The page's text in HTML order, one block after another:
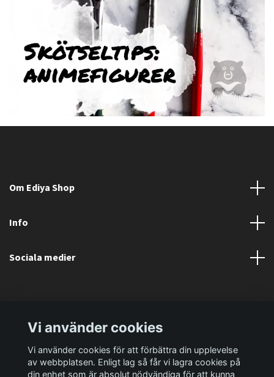
Om Ediya Shop
Info
Sociala medier
Vi använder cookies
Vi använder cookies för att förbättra din upplevelse
av webbplatsen. Enligt lag så får vi lagra cookies på
din enhet som är absolut nödvändiga för att kunna